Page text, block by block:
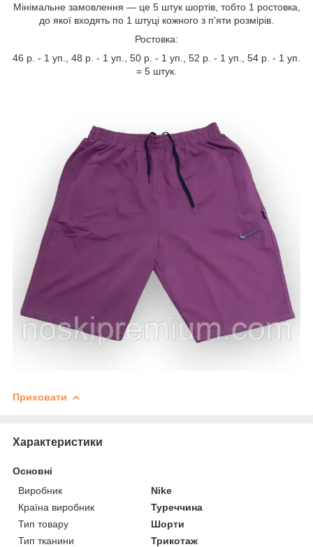
Мінімальне замовлення — це 5 штук шортів, тобто 1 ростовка,
до якої входять по 1 штуці кожного з п'яти розмірів.
Ростовка:
46 р. - 1 уп., 48 р. - 1 уп., 50 р. - 1 уп., 52 р. - 1 уп., 54 р. - 1 уп.
= 5 штук.
Приховати
Характеристики
Основні
Виробник
Nike
Країна виробник
Туреччина
Тип товару
Шорти
Тип тканини
Трикотаж